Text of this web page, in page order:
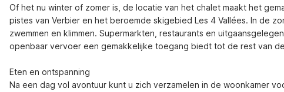
Of het nu winter of zomer is, de locatie van het chalet maakt het
pistes van Verbier en het beroemde skigebied Les 4 Vallées. In de
zwemmen en klimmen. Supermarkten, restaurants en
openbaar vervoer een gemakkelijke toegang biedt tot de rest van
Eten en ontspanning
Na een dag vol avontuur kunt u zich verzamelen in de woonkamer